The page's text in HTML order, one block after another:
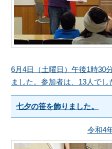
6月4日（土曜日）午後1時30
ました。参加者は、13人でし
七夕の笹を飾りました。
令和4